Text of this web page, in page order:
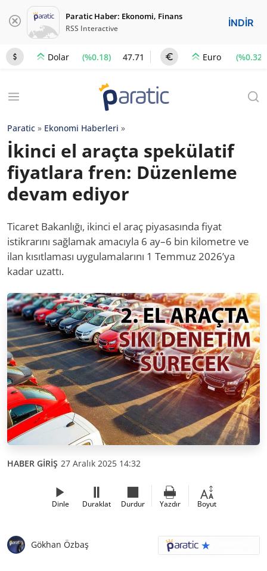
Paratic Haber: Ekonomi, Finans
RSS Interactive İNDİR
Dolar (%0.18) 47.71 Euro (%0.32)
Paratic » Ekonomi Haberleri »
İkinci el araçta spekülatif
fiyatlara fren: Düzenleme
devam ediyor
Ticaret Bakanlığı, ikinci el araç piyasasında fiyat
istikrarını sağlamak amacıyla 6 ay–6 bin kilometre ve
ilan kısıtlaması uygulamalarını 1 Temmuz 2026’ya
kadar uzattı.
HABER GİRİŞ 27 Aralık 2025 14:32
Dinle Duraklat Durdur Yazdır Boyut
Gökhan Özbaş